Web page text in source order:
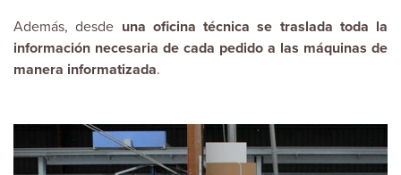
Además, desde una oficina técnica se traslada toda la
información necesaria de cada pedido a las máquinas de
manera informatizada.